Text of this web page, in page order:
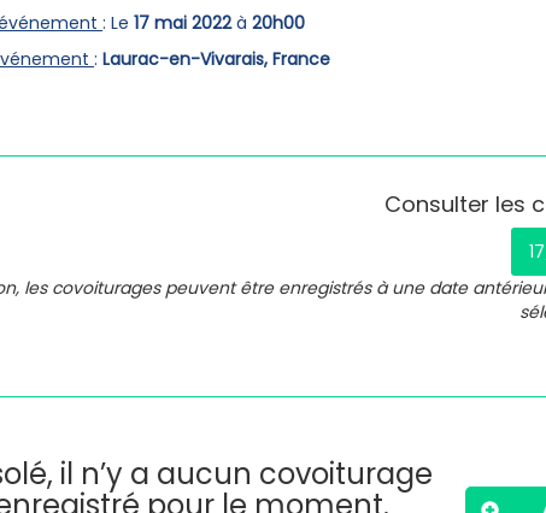
: Le 17 mai 2022à 20h00
: Laurac-en-Vivarais, France
Consulter les
les covoiturages peuvent être enregistrés à une date
il n’y a aucun covoiturage